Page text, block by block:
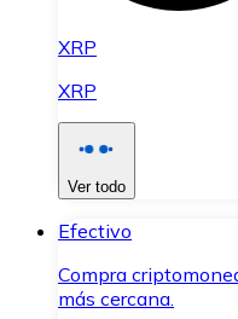
XRP
XRP
Ver todo
Efectivo
Compra
más cercana.